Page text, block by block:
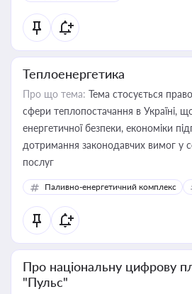
Теплоенергетика
Про що тема: Тема стосується
сфери теплопостачання в Україні,
енергетичної безпеки, економіки
дотримання законодавчих вимог у
послуг
Паливно-енергетичний комплекс
Про національну цифрову
"Пульс"